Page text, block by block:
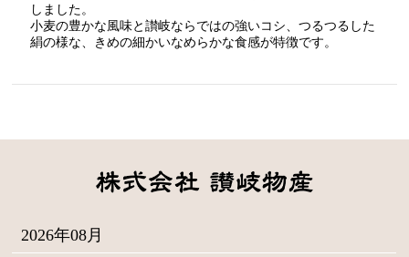
しました。
小麦の豊かな風味と讃岐ならではの強いコシ、つるつるした
絹の様な、きめの細かいなめらかな食感が特徴です。
2026年08月